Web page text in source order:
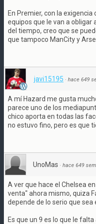
En Premier, con la
equipos que le van a
del tiempo, creo que se
que tampoco ManCity y
javi15195 · hace 649
A mí Hazard me gusta
parece uno de los
chico aporta en todas las
no estuvo fino, pero es que
UnoMas · hace 649
A ver que hace el Chelsea
venta" ahora mismo, quiza
depende de lo serio que sea
Es que un 9 es lo que le